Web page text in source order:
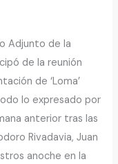
Adjunto de la
de la reunión
de ‘Loma’
lo expresado por
anterior tras las
Rivadavia, Juan
anoche en la